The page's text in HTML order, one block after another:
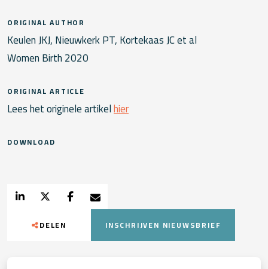
ORIGINAL AUTHOR
Keulen JKJ, Nieuwkerk PT, Kortekaas JC et al
Women Birth 2020
ORIGINAL ARTICLE
Lees het originele artikelhier
DOWNLOAD
DELEN INSCHRIJVEN NIEUWSBRIEF